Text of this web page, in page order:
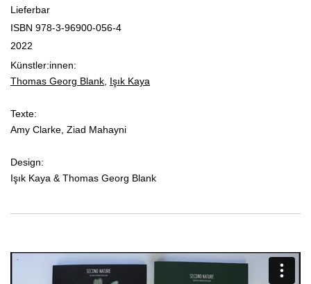
Lieferbar
ISBN 978-3-96900-056-4
2022
Künstler:innen:
Thomas Georg Blank, Işık Kaya
Texte:
Amy Clarke, Ziad Mahayni
Design:
Işık Kaya & Thomas Georg Blank